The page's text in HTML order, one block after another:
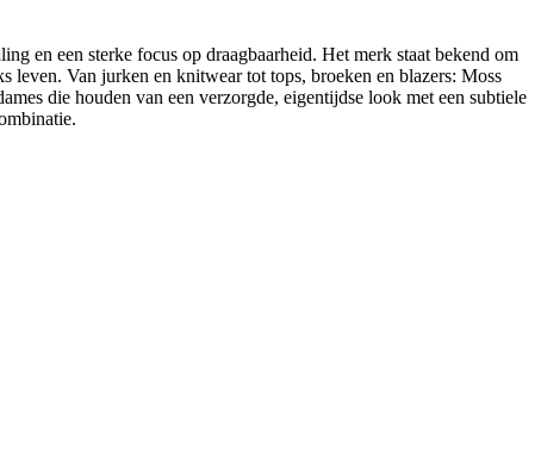
en een sterke focus op draagbaarheid. Het merk staat bekend om
Van jurken en knitwear tot tops, broeken en blazers: Moss
die houden van een verzorgde, eigentijdse look met een subtiele